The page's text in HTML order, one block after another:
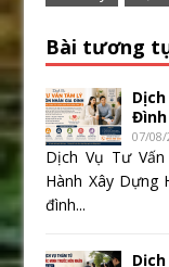
Bài tương
Đình
07/
Dịch Vụ Tư
Hành Xây Dựng
đình...